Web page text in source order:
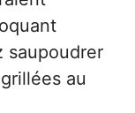
saupoudrer
au